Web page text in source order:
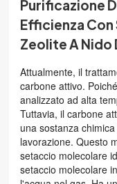
Purificazione
Efficienza
Zeolite A Nido
Attualmente, il
carbone attivo.
analizzato ad alta
Tuttavia, il carbone
una sostanza
lavorazione. Questo
setaccio molecolare
setaccio molecolare